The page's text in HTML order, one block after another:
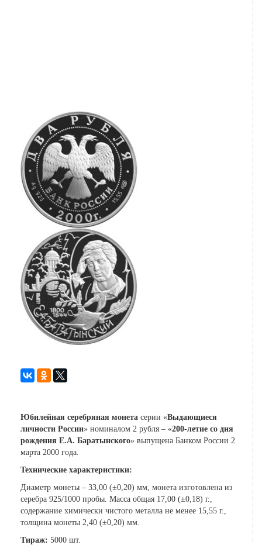
Юбилейная серебряная монета серии «Выдающиеся
личности России» номиналом 2 рубля – «200-летие со дня
рождения Е.А. Баратынского» выпущена Банком России 2
марта 2000 года.
Технические характеристики:
Диаметр монеты – 33,00 (±0,20) мм, монета изготовлена из
серебра 925/1000 пробы. Масса общая 17,00 (±0,18) г.,
содержание химически чистого металла не менее 15,55 г.,
толщина монеты 2,40 (±0,20) мм.
Тираж: 5000 шт.